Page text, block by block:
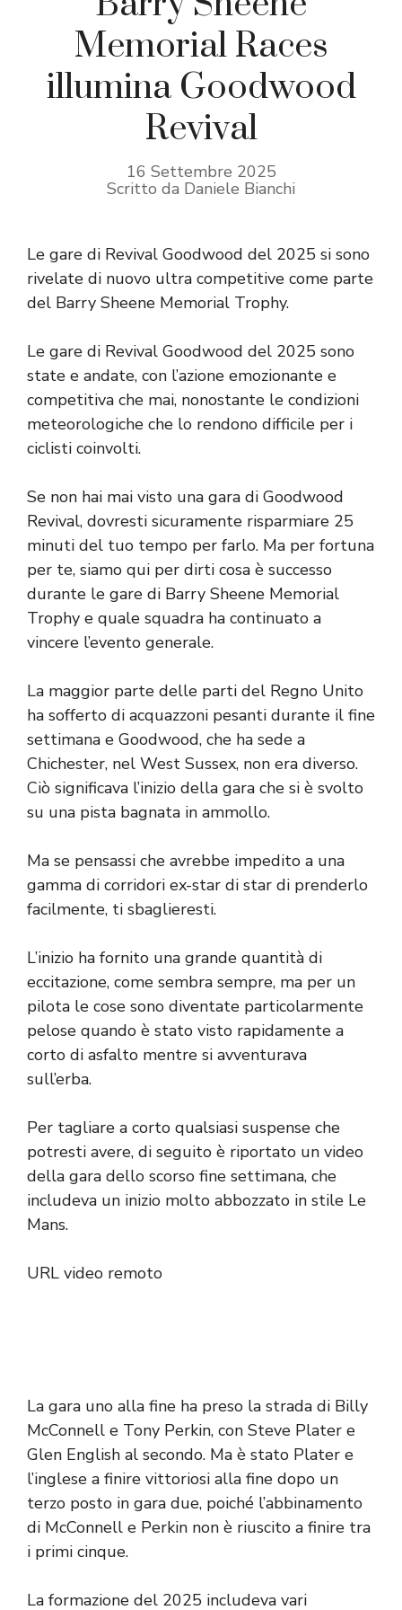
Memorial Races
illumina Goodwood
Revival
16 Settembre 2025
Scritto da Daniele Bianchi
Le gare di Revival Goodwood del 2025 si sono
rivelate di nuovo ultra competitive come parte
del Barry Sheene Memorial Trophy.
Le gare di Revival Goodwood del 2025 sono
state e andate, con l’azione emozionante e
competitiva che mai, nonostante le condizioni
meteorologiche che lo rendono difficile per i
ciclisti coinvolti.
Se non hai mai visto una gara di Goodwood
Revival, dovresti sicuramente risparmiare 25
minuti del tuo tempo per farlo. Ma per fortuna
per te, siamo qui per dirti cosa è successo
durante le gare di Barry Sheene Memorial
Trophy e quale squadra ha continuato a
vincere l’evento generale.
La maggior parte delle parti del Regno Unito
ha sofferto di acquazzoni pesanti durante il fine
settimana e Goodwood, che ha sede a
Chichester, nel West Sussex, non era diverso.
Ciò significava l’inizio della gara che si è svolto
su una pista bagnata in ammollo.
Ma se pensassi che avrebbe impedito a una
gamma di corridori ex-star di star di prenderlo
facilmente, ti sbaglieresti.
L’inizio ha fornito una grande quantità di
eccitazione, come sembra sempre, ma per un
pilota le cose sono diventate particolarmente
pelose quando è stato visto rapidamente a
corto di asfalto mentre si avventurava
sull’erba.
Per tagliare a corto qualsiasi suspense che
potresti avere, di seguito è riportato un video
della gara dello scorso fine settimana, che
includeva un inizio molto abbozzato in stile Le
Mans.
URL video remoto
La gara uno alla fine ha preso la strada di Billy
McConnell e Tony Perkin, con Steve Plater e
Glen English al secondo. Ma è stato Plater e
l’inglese a finire vittoriosi alla fine dopo un
terzo posto in gara due, poiché l’abbinamento
di McConnell e Perkin non è riuscito a finire tra
i primi cinque.
La formazione del 2025 includeva vari